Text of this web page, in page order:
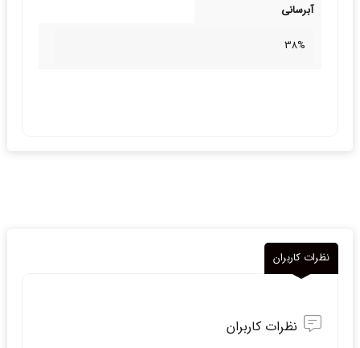
آبرسانی
38%
نظرات کاربران
نظرات کاربران